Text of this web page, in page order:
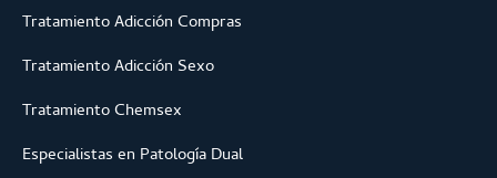
Tratamiento Adicción Compras
Tratamiento Adicción Sexo
Tratamiento Chemsex
Especialistas en Patología Dual